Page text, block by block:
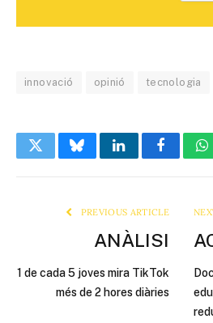
innovació opinió tecnologia
TwitterBlueskyLinkedIn
PREVIOUS ARTICLE
ANÀLISI
1 de cada 5 joves mira TikTok
més de 2 hores diàries